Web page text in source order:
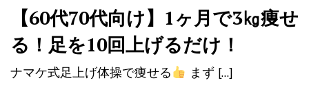
【60代70代向け】1ヶ月で3㎏痩せ
る！足を10回上げるだけ！
ナマケ式足上げ体操で痩せる まず […]